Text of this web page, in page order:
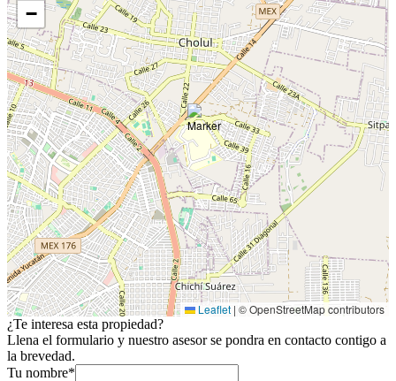
−
Leaflet | © OpenStreetMap contributors
¿Te interesa esta propiedad?
Llena el formulario y nuestro asesor se pondra en contacto contigo a
la brevedad.
Tu nombre*